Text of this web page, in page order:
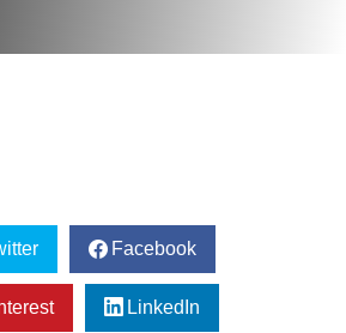
Facebook
LinkedIn